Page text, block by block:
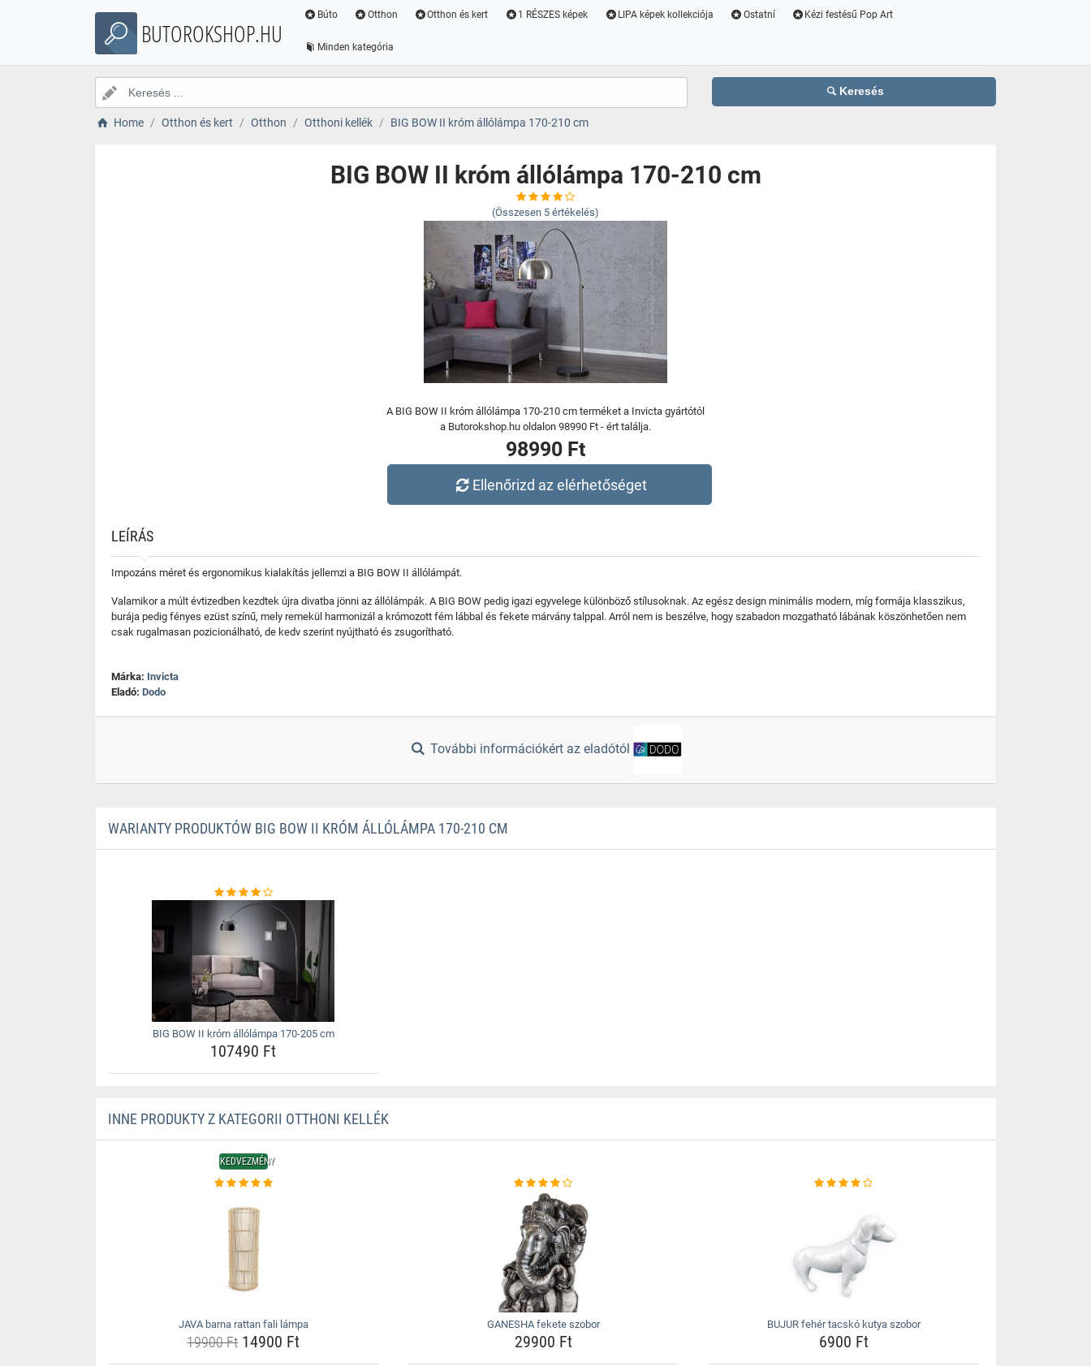
BUTOROKSHOP.HU
Búto Otthon Otthon és kert 1 RÉSZES képek LIPA képek kollekciója Ostatní Kézi festésű Pop Art
Minden kategória
Keresés
Home Otthon és kert Otthon Otthoni kellék BIG BOW II króm állólámpa 170-210 cm
BIG BOW II króm állólámpa 170-210 cm
(Összesen 5 értékelés)
A BIG BOW II króm állólámpa 170-210 cm terméket a Invicta gyártótól
a Butorokshop.hu oldalon 98990 Ft - ért találja.
98990 Ft
Ellenőrizd az elérhetőséget
LEÍRÁS
Impozáns méret és ergonomikus kialakítás jellemzi a BIG BOW II állólámpát.
Valamikor a múlt évtizedben kezdtek újra divatba jönni az állólámpák. A BIG BOW pedig igazi egyvelege különböző stílusoknak. Az egész design minimális modern, míg formája klasszikus,
burája pedig fényes ezüst színű, mely remekül harmonizál a krómozott fém lábbal és fekete márvány talppal. Arról nem is beszélve, hogy szabadon mozgatható lábának köszönhetően nem
csak rugalmasan pozicionálható, de kedv szerint nyújtható és zsugorítható.
Márka: Invicta
Eladó: Dodo
További információkért az eladótól
WARIANTY PRODUKTÓW BIG BOW II KRÓM ÁLLÓLÁMPA 170-210 CM
BIG BOW II króm állólámpa 170-205 cm
107490 Ft
INNE PRODUKTY Z KATEGORII OTTHONI KELLÉK
KEDVEZMÉNY
JAVA barna rattan fali lámpa
19900 Ft14900 Ft
GANESHA fekete szobor
29900 Ft
BUJUR fehér tacskó kutya szobor
6900 Ft